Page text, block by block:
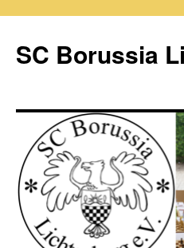
springen
SC Borussia